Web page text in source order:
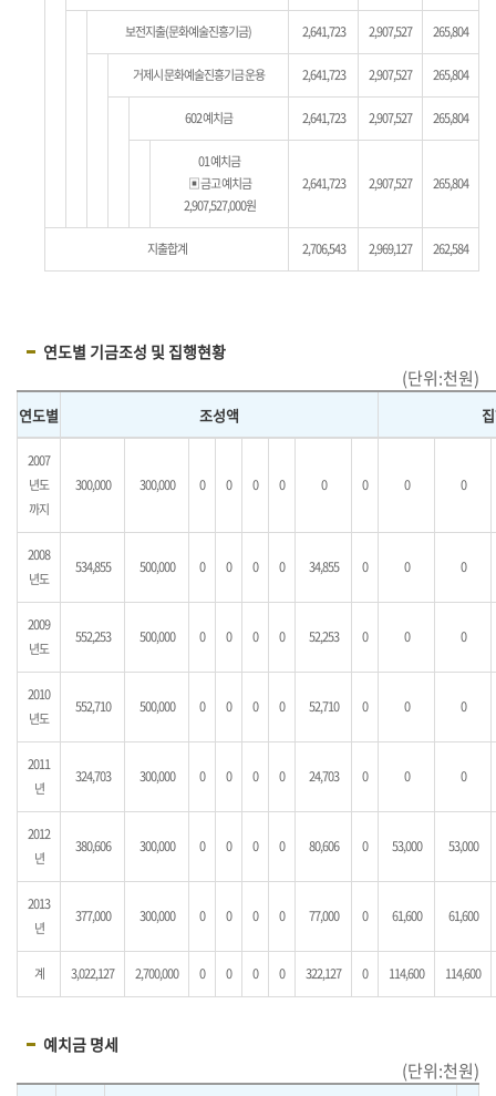
보전지출(문화예술진흥기금) 2,641,723 2,907,527 265,804
거제시 문화예술진흥기금 운용 2,641,723 2,907,527 265,804
602 예치금 2,641,723 2,907,527 265,804
01 예치금
▣ 금고 예치금
2,907,527,000원
2,641,723 2,907,527 265,804
지출합계 2,706,543 2,969,127 262,584
연도별 기금조성 및 집행현황
(단위:천원)
연도별 조성액
2007
년도
까지
300,000 300,000 0 0 0 0 0 0 0 0
2008
년도
534,855 500,000 0 0 0 0 34,855 0 0 0
2009
년도
552,253 500,000 0 0 0 0 52,253 0 0 0
2010
년도
552,710 500,000 0 0 0 0 52,710 0 0 0
2011
년
324,703 300,000 0 0 0 0 24,703 0 0 0
2012
년
380,606 300,000 0 0 0 0 80,606 0 53,000 53,000
2013
년
377,000 300,000 0 0 0 0 77,000 0 61,600 61,600
계 3,022,127 2,700,000 0 0 0 0 322,127 0 114,600 114,600
예치금 명세
(단위:천원)